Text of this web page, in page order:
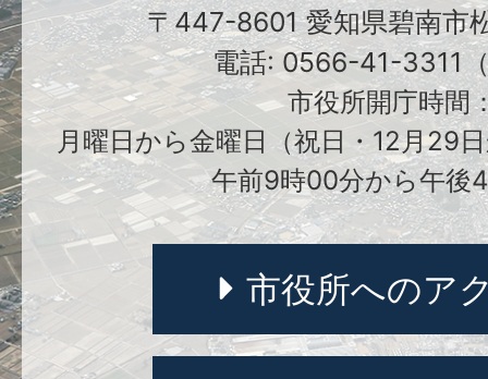
〒447-8601 愛知県碧南市
電話: 0566-41-3311
市役所開庁時間
月曜日から金曜日（祝日・12月29
午前9時00分から午後
市役所へのア